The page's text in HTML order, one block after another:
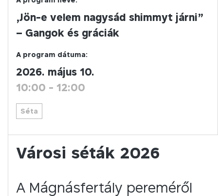
„Jön-e velem nagysád shimmyt járni”
– Gangok és gráciák
A program dátuma:
2026. május 10.
10:00 - 12:00
Séta
Városi séták 2026
A Mágnásfertály pereméről